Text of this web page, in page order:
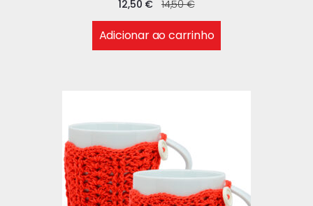
14,50€
12,50 €
Adicionar ao carrinho